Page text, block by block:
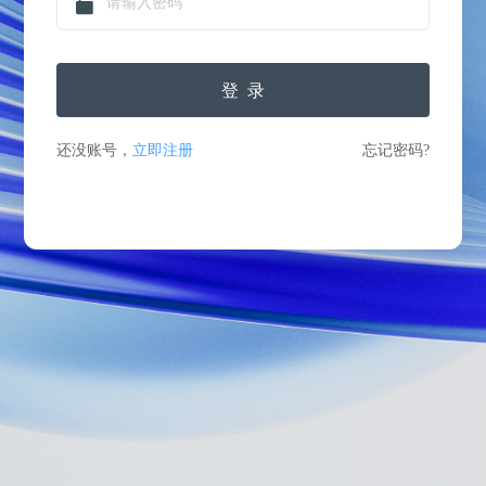
登录
还没账号， 立即注册 忘记密码?